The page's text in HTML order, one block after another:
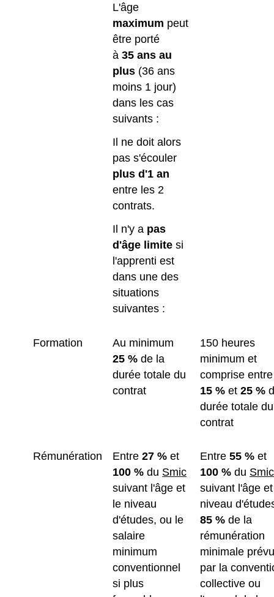
L'âge
maximum peut
être porté
à 35 ans au
plus (36 ans
moins 1 jour)
dans les cas
suivants :
Il ne doit alors
pas s'écouler
plus d'1 an
entre les 2
contrats.
Il n'y a pas
d'âge limite si
l'apprenti est
dans une des
situations
suivantes :
Formation
Au minimum
25 % de la
durée totale du
contrat
150 heures
minimum et
comprise entre
15 % et 25 %
durée totale du
contrat
Rémunération Entre 27 % et
100 % du Smic
suivant l'âge et
le niveau
d'études, ou le
salaire
minimum
conventionnel
si plus
Entre 55 % et
100 % du Smic
suivant l'âge
niveau
85 % de la
rémunération
minimale
par la
collective ou